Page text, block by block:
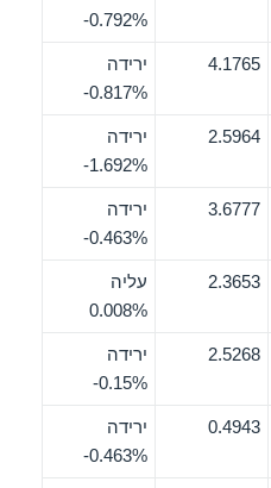
‎-0.792%
4.1765
ירידה
‎-0.817%
2.5964
ירידה
‎-1.692%
3.6777
ירידה
‎-0.463%
2.3653
עליה
0.008%
2.5268
ירידה
‎-0.15%
0.4943
ירידה
‎-0.463%